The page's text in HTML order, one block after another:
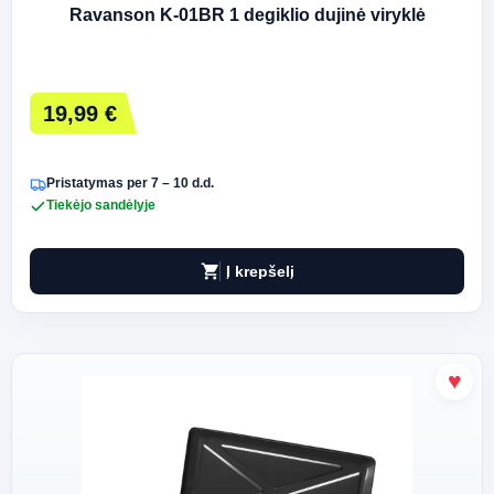
Ravanson K-01BR 1 degiklio dujinė viryklė
19,99 €
Pristatymas per 7 – 10 d.d.
Tiekėjo sandėlyje
shopping_cart Į krepšelį